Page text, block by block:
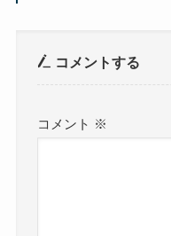
コメントする
コメント ※